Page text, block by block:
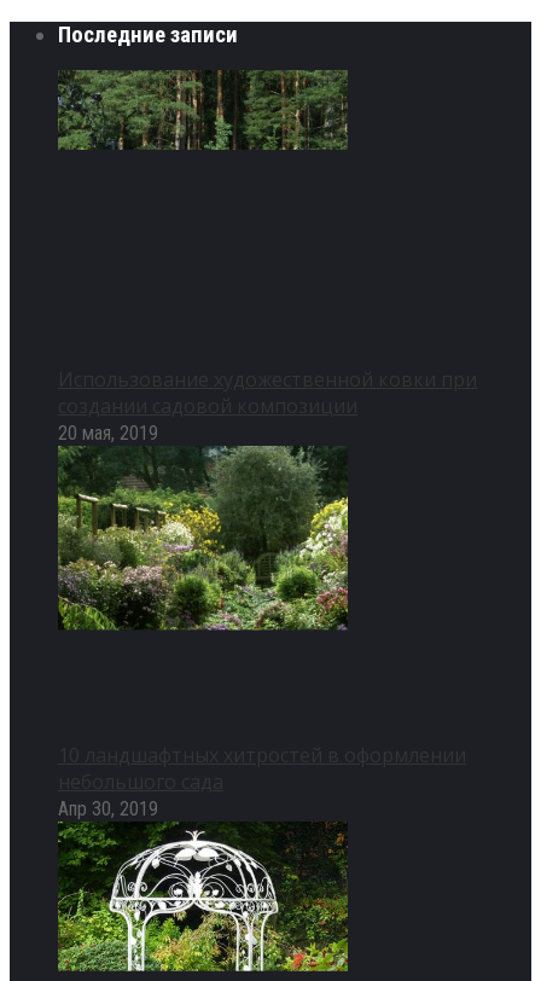
Последние записи
20 мая, 2019
Апр 30, 2019